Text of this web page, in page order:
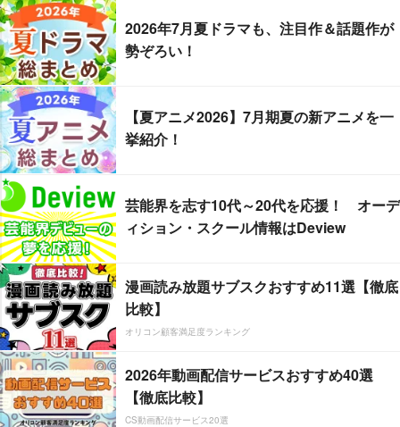
2026年7月夏ドラマも、注目作＆話題作が
勢ぞろい！
【夏アニメ2026】7月期夏の新アニメを一
挙紹介！
芸能界を志す10代～20代を応援！ オーデ
ィション・スクール情報はDeview
漫画読み放題サブスクおすすめ11選【徹底
比較】
オリコン顧客満足度ランキング
2026年動画配信サービスおすすめ40選
【徹底比較】
CS動画配信サービス20選